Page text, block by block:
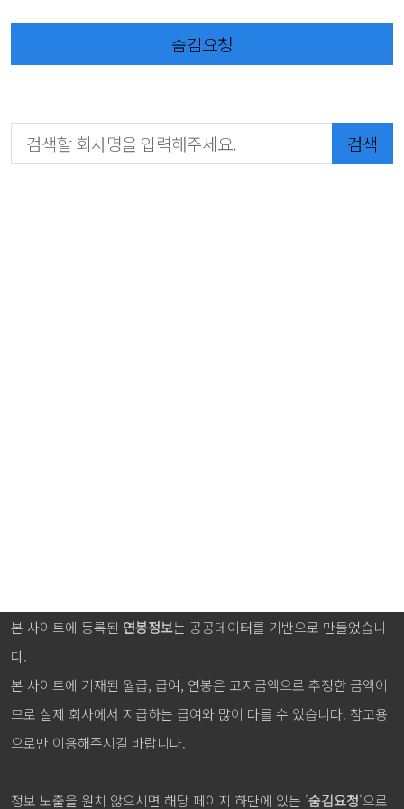
숨김요청
검색
본 사이트에 등록된 연봉정보는 공공데이터를 기반으로 만들었습니
다.
본 사이트에 기재된 월급, 급여, 연봉은 고지금액으로 추정한 금액이
므로 실제 회사에서 지급하는 급여와 많이 다를 수 있습니다. 참고용
으로만 이용해주시길 바랍니다.
정보 노출을 원치 않으시면 해당 페이지 하단에 있는 '숨김요청'으로